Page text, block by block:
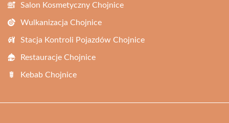
Salon Kosmetyczny Chojnice
Wulkanizacja Chojnice
Stacja Kontroli Pojazdów Chojnice
Restauracje Chojnice
Kebab Chojnice